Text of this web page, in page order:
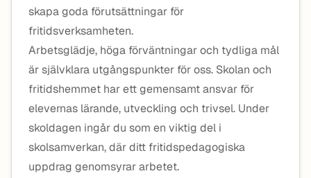
skapa goda förutsättningar för
fritidsverksamheten.
Arbetsglädje, höga förväntningar och tydliga mål
är självklara utgångspunkter för oss. Skolan och
fritidshemmet har ett gemensamt ansvar för
elevernas lärande, utveckling och trivsel. Under
skoldagen ingår du som en viktig del i
skolsamverkan, där ditt fritidspedagogiska
uppdrag genomsyrar arbetet.